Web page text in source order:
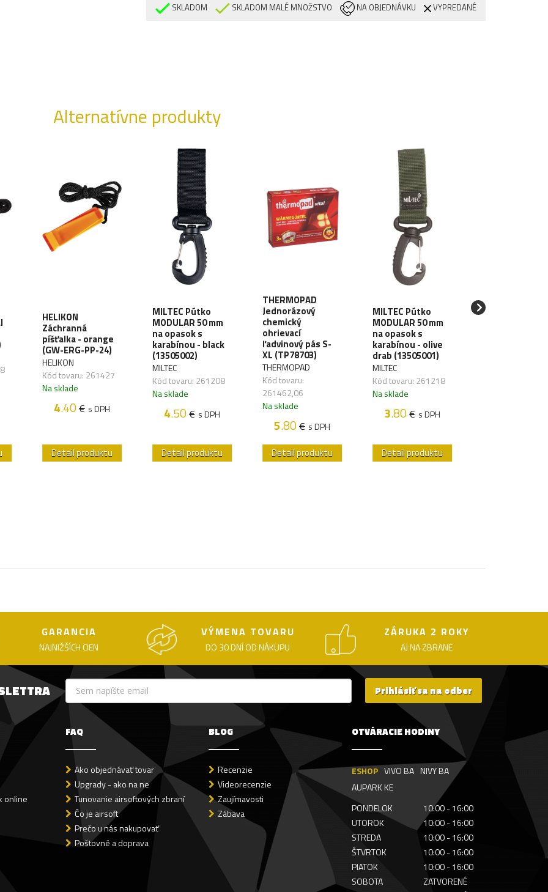
SKLADOM SKLADOM MALÉ MNOŽSTVO NA OBJEDNÁVKU VYPREDANÉ
Alternatívne produkty
HELIKON
Záchranná
píšťalka - orange
(GW-ERG-PP-24)
HELIKON
Kód tovaru: 261427
Na sklade
4.40€ s DPH
Detail produktu
MILTEC Pútko
MODULAR 50 mm
na opasok s
karabínou - black
(13505002)
MILTEC
Kód tovaru: 261208
Na sklade
4.50€ s DPH
Detail produktu
THERMOPAD
Jednorázový
chemický
ohrievací
ľadvinový pás S-
XL (TP78703)
THERMOPAD
Kód tovaru:
261462,06
Na sklade
5.80€ s DPH
Detail produktu
MILTEC Pútko
MODULAR 50 mm
na opasok s
karabínou - olive
drab (13505001)
MILTEC
Kód tovaru: 261218
Na sklade
3.80€ s DPH
Detail produktu
MILTEC
GARANCIA
NAJNIŽŠÍCH CIEN
VÝMENA TOVARU
DO 30 DNÍ OD NÁKUPU
ZÁRUKA 2 ROKY
AJ NA ZBRANE
Prihlásiť sa na odber
online
FAQ
Ako objednávať tovar
Upgrady - ako na ne
Tunovanie airsoftových zbraní
Čo je airsoft
Prečo u nás nakupovať
Poštovné a doprava
BLOG
Recenzie
Videorecenzie
Zaujímavosti
Zábava
OTVÁRACIE HODINY
ESHOP VIVO BA NIVY BA
AUPARK KE
PONDELOK
10:00 - 16:00
UTOROK
10:00 - 16:00
STREDA
10:00 - 16:00
ŠTVRTOK
10:00 - 16:00
PIATOK
10:00 - 16:00
SOBOTA
ZATVORENÉ